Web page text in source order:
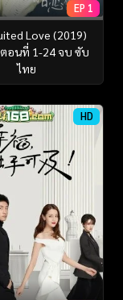
EP 1
Love (2019)
อนที่ 1-24 จบ ซับ
ไทย
HD